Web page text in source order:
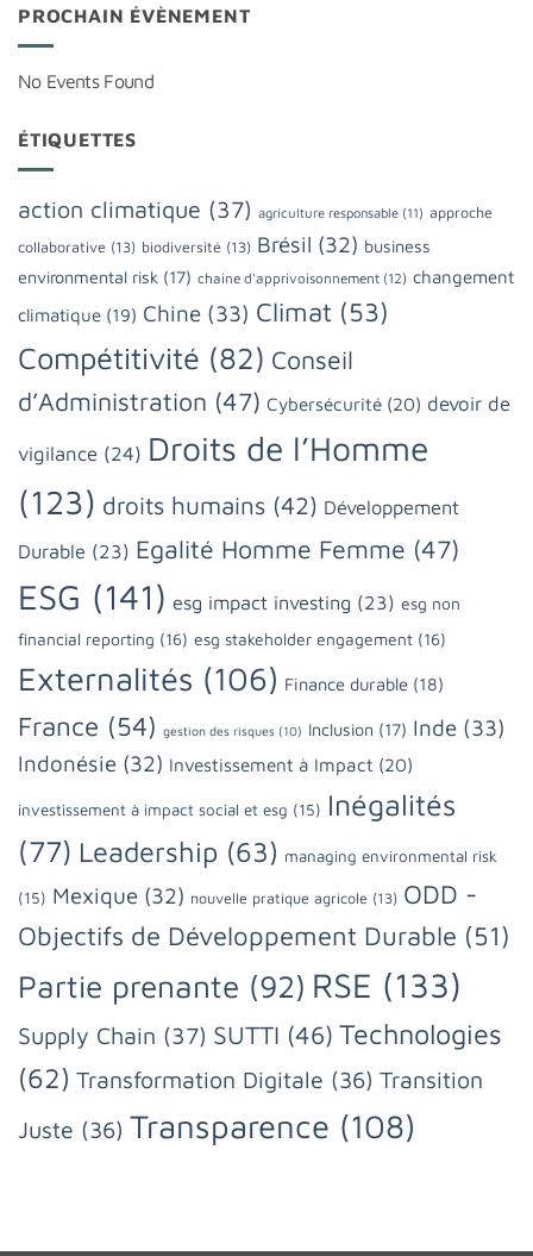
PROCHAIN ÉVÈNEMENT
No Events Found
ÉTIQUETTES
action climatique (37) agriculture responsable (11) approche
collaborative (13) biodiversité (13) Brésil (32) business
environmental risk (17) chaine d'apprivoisonnement (12) changement
climatique (19) Chine (33) Climat (53)
Compétitivité (82) Conseil
d’Administration (47) Cybersécurité (20) devoir de
vigilance (24) Droits de l’Homme
(123) droits humains (42) Développement
Durable (23) Egalité Homme Femme (47)
ESG (141) esg impact investing (23) esg non
financial reporting (16) esg stakeholder engagement (16)
Externalités (106) Finance durable (18)
France (54) gestion des risques (10) Inclusion (17) Inde (33)
Indonésie (32) Investissement à Impact (20)
investissement à impact social et esg (15) Inégalités
(77) Leadership (63) managing environmental risk
(15) Mexique (32) nouvelle pratique agricole (13) ODD -
Objectifs de Développement Durable (51)
Partie prenante (92) RSE (133)
Supply Chain (37) SUTTI (46) Technologies
(62) Transformation Digitale (36) Transition
Juste (36) Transparence (108)